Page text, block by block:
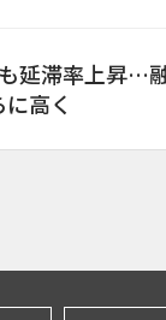
延滞率上昇…
高く